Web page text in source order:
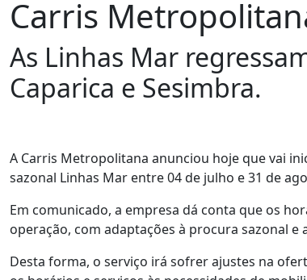
Carris
As Linhas Mar
Caparica e Sesimbra.
A Carris Metropolitana anunciou hoje que vai
sazonal Linhas Mar entre 04 de julho e 31 de
Em comunicado, a empresa dá conta que os
operação, com adaptações à procura sazonal
Desta forma, o serviço irá sofrer ajustes na